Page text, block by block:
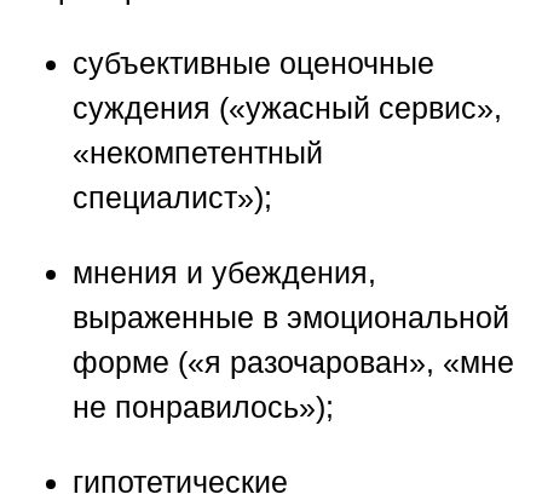
субъективные оценочные
суждения («ужасный сервис»,
«некомпетентный
специалист»);
мнения и убеждения,
выраженные в эмоциональной
форме («я разочарован», «мне
не понравилось»);
гипотетические